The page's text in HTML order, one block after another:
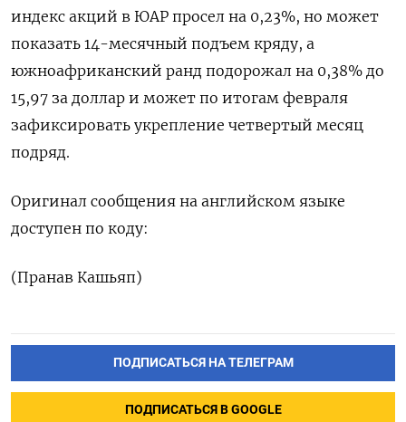
индекс акций в ЮАР просел на 0,23%, но может
показать 14-‌месячный подъем кряду, а
южноафриканский ранд подорожал на 0,38% до
15,97 за доллар ​и может по итогам февраля
зафиксировать укрепление четвертый месяц
подряд.
Оригинал сообщения ‌на английском языке
доступен по коду:
(Пранав Кашьяп)
ПОДПИСАТЬСЯ НА ТЕЛЕГРАМ
ПОДПИСАТЬСЯ В GOOGLE